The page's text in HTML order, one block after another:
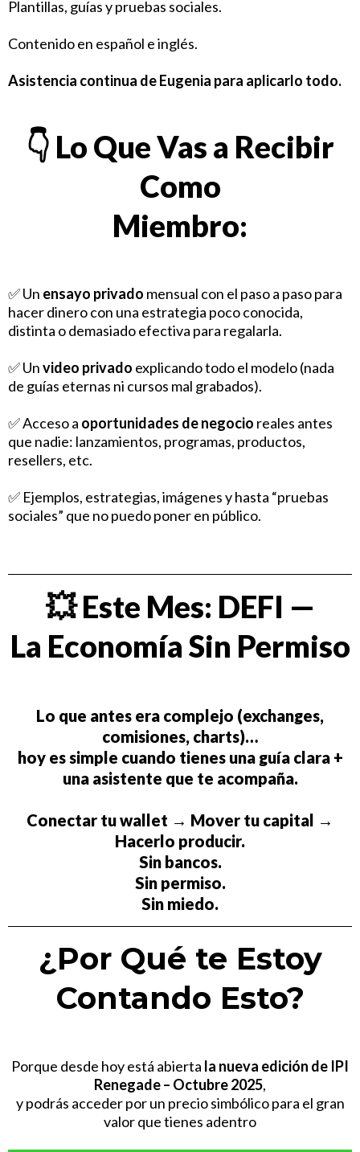
Plantillas, guías y pruebas sociales.
Contenido en español e inglés.
Asistencia continua de Eugenia para aplicarlo todo.
👇 Lo Que Vas a Recibir
Como
Miembro:
✅ Un ensayo privado mensual con el paso a paso para
hacer dinero con una estrategia poco conocida,
distinta o demasiado efectiva para regalarla.
✅ Unvideo privado explicando todo el modelo (nada
de guías eternas ni cursos mal grabados).
✅ Acceso a oportunidades de negocio reales antes
que nadie: lanzamientos, programas, productos,
resellers, etc.
✅ Ejemplos, estrategias, imágenes y hasta “pruebas
sociales” que no puedo poner en público.
💥 Este Mes: DEFI —
La Economía Sin Permiso
Lo que antes era complejo (exchanges,
comisiones, charts)…
hoy es simple cuando tienes una guía clara +
una asistente que te acompaña.
Conectar tu wallet → Mover tu capital →
Hacerlo producir.
Sin bancos.
Sin permiso.
Sin miedo.
¿Por Qué te Estoy
Contando Esto?
Porque desde hoy está abierta la nueva edición de IPI
Renegade – Octubre 2025,
y podrás acceder por un precio simbólico para el gran
valor que tienes adentro